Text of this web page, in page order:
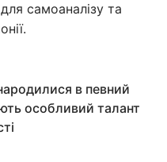
самоаналізу та
в певний
особливий талант